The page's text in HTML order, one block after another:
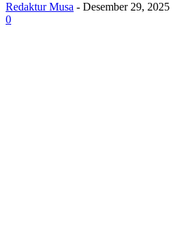
Redaktur Musa - Desember 29, 2025
0